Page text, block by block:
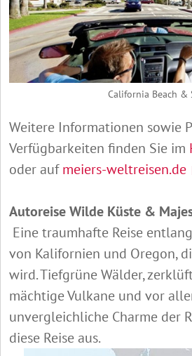
California Beach &
Weitere Informationen sowie
Verfügbarkeiten finden Sie im
oder aufmeiers-weltreisen.de
Autoreise Wilde Küste &
Eine traumhafte Reise
von Kalifornien und Oregon,
wird. Tiefgrüne Wälder,
mächtige Vulkane und vor
unvergleichliche Charme der
diese Reise aus.